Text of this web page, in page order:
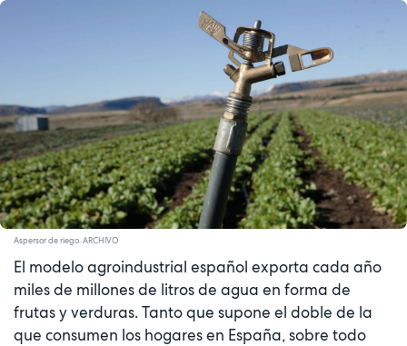
Aspersor de riego. ARCHIVO
El modelo agroindustrial español exporta cada año
miles de millones de litros de agua en forma de
frutas y verduras. Tanto que supone el doble de la
que consumen los hogares en España, sobre todo